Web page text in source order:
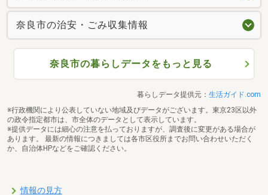
奈良市の治安・ごみ収集情報
奈良市の暮らしデータをもっと見る
暮らしデータ提供元： 生活ガイド.com
※行政機関により公表していない地域及びデータがございます。東京23区以外
の政令指定都市は、市全体のデータとして表示しています。
※提供データには細心の注意を払っておりますが、調査後に変更がある場合が
あります。 最新の情報につきましては各市区役所までお問い合わせいただく
か、自治体HPなどをご確認ください。
情報の見方